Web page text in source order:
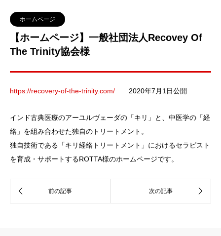
ホームページ
【ホームページ】一般社団法人Recovey Of
The Trinity協会様
https://recovery-of-the-trinity.com/ 2020年7月1日公開
インド古典医療のアーユルヴェーダの「キリ」と、中医学の「経
絡」を組み合わせた独自のトリートメント。
独自技術である「キリ経絡トリートメント」におけるセラピスト
を育成・サポートするROTTA様のホームページです。